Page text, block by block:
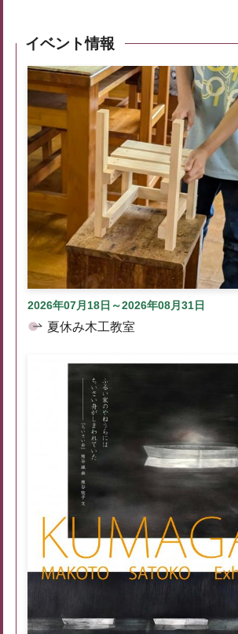
イベント情報
2026年07月18日～2026年08月31日
夏休み木工教室